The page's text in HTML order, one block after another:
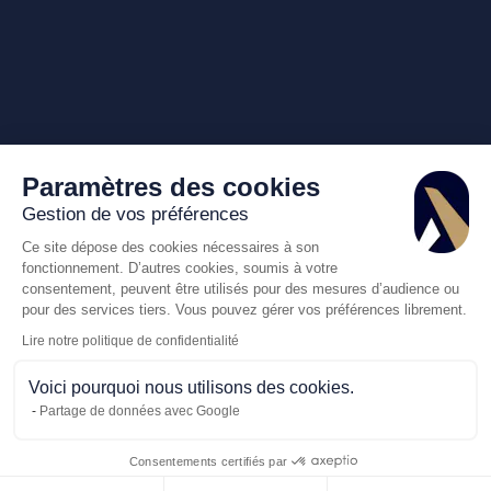
Paramètres des cookies
Gestion de vos préférences
Ce site dépose des cookies nécessaires à son
fonctionnement. D’autres cookies, soumis à votre
consentement, peuvent être utilisés pour des mesures d’audience ou
pour des services tiers. Vous pouvez gérer vos préférences librement.
Lire notre politique de confidentialité
Voici pourquoi nous utilisons des cookies.
Partage de données avec Google
Consentements certifiés par